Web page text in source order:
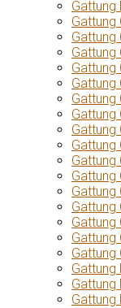
Gattung
Gattung
Gattung
Gattung
Gattung
Gattung
Gattung
Gattung
Gattung
Gattung
Gattung
Gattung
Gattung
Gattung
Gattung
Gattung
Gattung